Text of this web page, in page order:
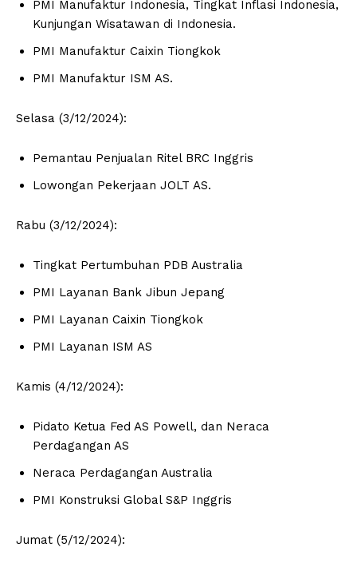
PMI Manufaktur Indonesia, Tingkat Inflasi Indonesia,
Kunjungan Wisatawan di Indonesia.
PMI Manufaktur Caixin Tiongkok
PMI Manufaktur ISM AS.
Selasa (3/12/2024):
Pemantau Penjualan Ritel BRC Inggris
Lowongan Pekerjaan JOLT AS.
Rabu (3/12/2024):
Tingkat Pertumbuhan PDB Australia
PMI Layanan Bank Jibun Jepang
PMI Layanan Caixin Tiongkok
PMI Layanan ISM AS
Kamis (4/12/2024):
Pidato Ketua Fed AS Powell, dan Neraca
Perdagangan AS
Neraca Perdagangan Australia
PMI Konstruksi Global S&P Inggris
Jumat (5/12/2024):